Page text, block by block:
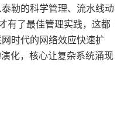
勒的科学管理、流水线动
有了最佳管理实践，这都
时代的网络效应快速扩
化，核心让复杂系统涌现